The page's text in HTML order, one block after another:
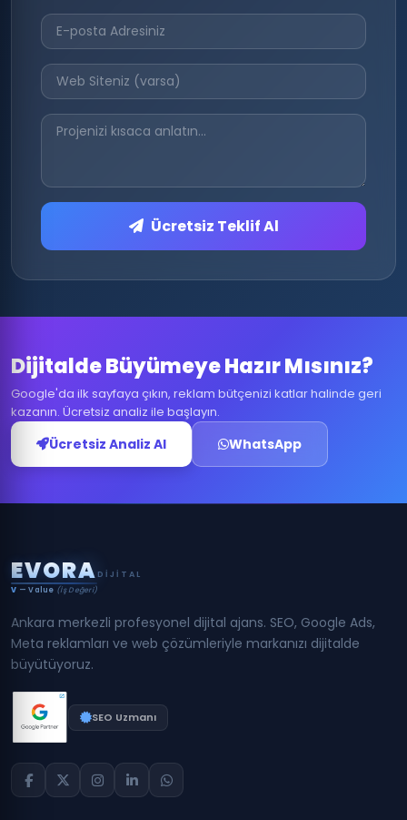
Ücretsiz Teklif Al
Dijitalde Büyümeye Hazır Mısınız?
Google'da ilk sayfaya çıkın, reklam bütçenizi katlar halinde geri
kazanın. Ücretsiz analiz ile başlayın.
Ücretsiz Analiz Al WhatsApp
EVORA DIJITAL
V — Value (İş Değeri)
Ankara merkezli profesyonel dijital ajans. SEO, Google Ads,
Meta reklamları ve web çözümleriyle markanızı dijitalde
büyütüyoruz.
SEO Uzmanı